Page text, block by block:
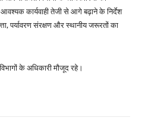
कार्यवाही तेजी से आगे बढ़ाने के निर्देश
पर्यावरण संरक्षण और स्थानीय जरूरतों का
के अधिकारी मौजूद रहे।